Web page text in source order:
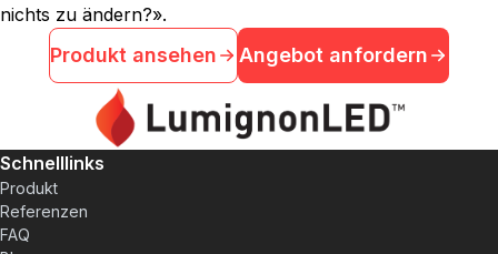
nichts zu ändern?».
Produkt ansehen Angebot anfordern
Schnelllinks
Produkt
Referenzen
FAQ